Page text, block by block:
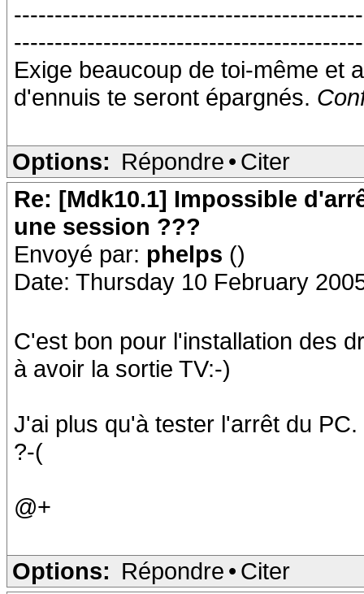
Exige beaucoup de toi-même et
d'ennuis te seront épargnés.
Options: Répondre • Citer
Re: [Mdk10.1] Impossible
une session ???
Envoyé par: phelps ()
Date: Thursday 10 February
C'est bon pour l'installation des
à avoir la sortie TV:-)
J'ai plus qu'à tester l'arrêt du
?-(
@+
Options: Répondre • Citer